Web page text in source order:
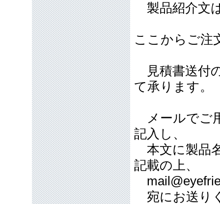
製品紹介文
ここからご注
見積書送付
て承ります。
メールでご
記入し、
本文に製品
記載の上、
宛にお送り